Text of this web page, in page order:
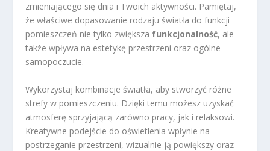
zmieniającego się dnia i Twoich aktywności. Pamiętaj,
że właściwe dopasowanie rodzaju światła do funkcji
pomieszczeń nie tylko zwiększa funkcjonalność, ale
także wpływa na estetykę przestrzeni oraz ogólne
samopoczucie.
Wykorzystaj kombinacje światła, aby stworzyć różne
strefy w pomieszczeniu. Dzięki temu możesz uzyskać
atmosferę sprzyjającą zarówno pracy, jak i relaksowi.
Kreatywne podejście do oświetlenia wpłynie na
postrzeganie przestrzeni, wizualnie ją powiększy oraz